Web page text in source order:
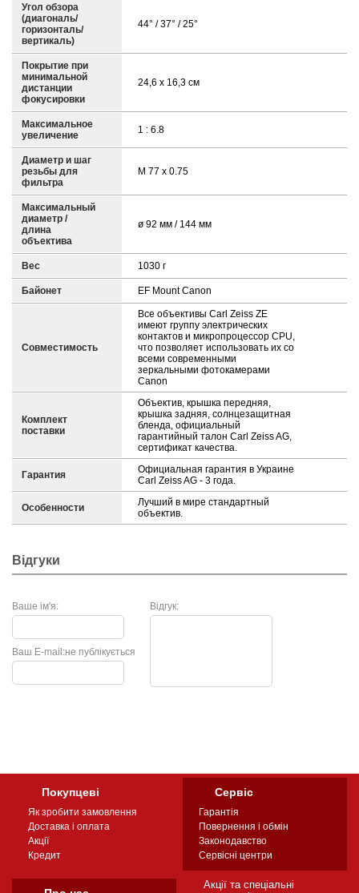
Угол обзора
(диагональ/
горизонталь/
вертикаль)
44° / 37° / 25°
Покрытие при
минимальной
дистанции
фокусировки
24,6 x 16,3 см
Максимальное
увеличение
1 : 6.8
Диаметр и шаг
резьбы для
фильтра
M 77 x 0.75
Максимальный
диаметр /
длина
объектива
ø 92 мм / 144 мм
Вес 1030 г
Байонет EF Mount Canon
Совместимость
Все объективы Carl Zeiss ZE
имеют группу электрических
контактов и микропроцессор CPU,
что позволяет использовать их со
всеми современными
зеркальными фотокамерами
Canon
Комплект
поставки
Объектив, крышка передняя,
крышка задняя, солнцезащитная
бленда, официальный
гарантийный талон Carl Zeiss AG,
сертификат качества.
Гарантия
Официальная гарантия в Украине
Carl Zeiss AG - 3 года.
Особенности
Лучший в мире стандартный
объектив.
Відгуки
Ваше ім'я: Відгук:
не публікується
Ваш E-mail:
Покупцеві
Як зробити замовлення
Доставка і оплата
Акції
Кредит
Сервіс
Гарантія
Повернення і обмін
Законодавство
Сервісні центри
Акції та спеціальні